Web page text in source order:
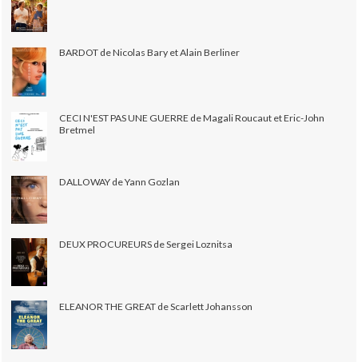
BARDOT de Nicolas Bary et Alain Berliner
CECI N'EST PAS UNE GUERRE de Magali Roucaut et Eric-John
Bretmel
DALLOWAY de Yann Gozlan
DEUX PROCUREURS de Sergei Loznitsa
ELEANOR THE GREAT de Scarlett Johansson